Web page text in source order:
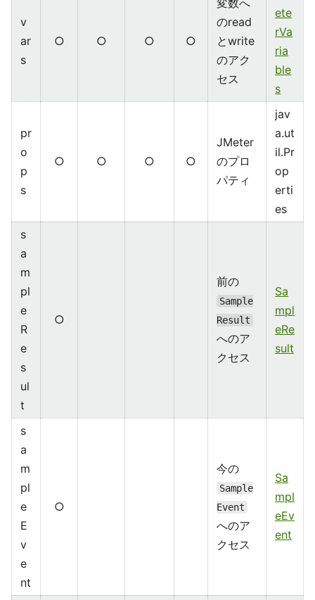
v
ar
s
○ ○ ○ ○
変数へ
のread
とwrite
のアク
セス
ete
rVa
ria
ble
s
pr
o
p
s
○ ○ ○ ○
JMeter
のプロ
パティ
jav
a.ut
il.Pr
op
erti
es
s
a
m
pl
e
R
e
s
ul
t
○
前の
Sample
Result
へのア
クセス
Sa
mpl
eRe
sult
s
a
m
pl
e
E
v
e
nt
○
今の
Sample
Event
へのア
クセス
Sa
mpl
eEv
ent